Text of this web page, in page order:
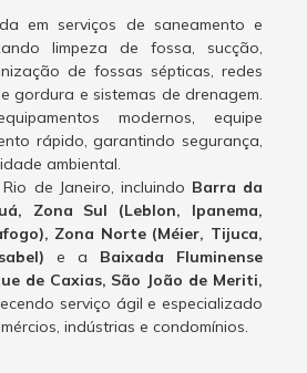
em serviços de saneamento e
limpeza de fossa, sucção,
de fossas sépticas, redes
gordura e sistemas de drenagem.
modernos, equipe
rápido, garantindo segurança,
ambiental.
de Janeiro, incluindo Barra da
Zona Sul (Leblon, Ipanema,
Zona Norte (Méier, Tijuca,
e a Baixada Fluminense
de Caxias, São João de Meriti,
serviço ágil e especializado
indústrias e condomínios.